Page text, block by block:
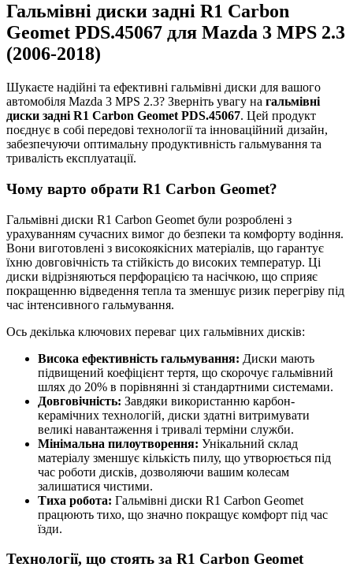
Гальмівні диски задні R1 Carbon
Geomet PDS.45067 для Mazda 3 MPS 2.3
(2006-2018)
Шукаєте надійні та ефективні гальмівні диски для вашого
автомобіля Mazda 3 MPS 2.3? Зверніть увагу на гальмівні
диски задні R1 Carbon Geomet PDS.45067. Цей продукт
поєднує в собі передові технології та інноваційний дизайн,
забезпечуючи оптимальну продуктивність гальмування та
тривалість експлуатації.
Чому варто обрати R1 Carbon Geomet?
Гальмівні диски R1 Carbon Geomet були розроблені з
урахуванням сучасних вимог до безпеки та комфорту водіння.
Вони виготовлені з високоякісних матеріалів, що гарантує
їхню довговічність та стійкість до високих температур. Ці
диски відрізняються перфорацією та насічкою, що сприяє
покращенню відведення тепла та зменшує ризик перегріву під
час інтенсивного гальмування.
Ось декілька ключових переваг цих гальмівних дисків:
Висока ефективність гальмування: Диски мають
підвищений коефіцієнт тертя, що скорочує гальмівний
шлях до 20% в порівнянні зі стандартними системами.
Довговічність: Завдяки використанню карбон-
керамічних технологій, диски здатні витримувати
великі навантаження і тривалі терміни служби.
Мінімальна пилоутворення: Унікальний склад
матеріалу зменшує кількість пилу, що утворюється під
час роботи дисків, дозволяючи вашим колесам
залишатися чистими.
Тиха робота: Гальмівні диски R1 Carbon Geomet
працюють тихо, що значно покращує комфорт під час
їзди.
Технології, що стоять за R1 Carbon Geomet